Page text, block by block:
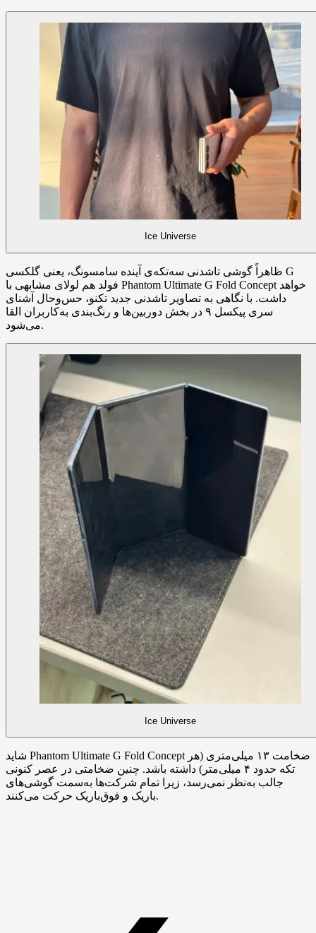
Ice Universe
ظاهراً گوشی تاشدنی سه‌تکه‌ی آینده سامسونگ، یعنی گلکسی G
فولد هم لولای مشابهی با Phantom Ultimate G Fold Concept خواهد
داشت. با نگاهی به تصاویر تاشدنی جدید تکنو، حس‌وحال آشنای
سری پیکسل ۹ در بخش دوربین‌ها و رنگ‌بندی به‌کاربران القا
می‌شود.
Ice Universe
شاید Phantom Ultimate G Fold Concept ضخامت ۱۳ میلی‌متری (هر
تکه حدود ۴ میلی‌متر) داشته باشد. چنین ضخامتی در عصر کنونی
جالب به‌نظر نمی‌رسد، زیرا تمام شرکت‌ها به‌سمت گوشی‌های
باریک و فوق‌باریک حرکت می‌کنند.